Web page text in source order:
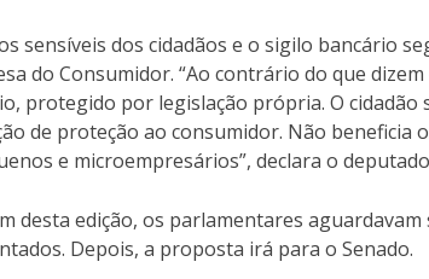
sensíveis dos cidadãos e o sigilo bancário
do Consumidor. “Ao contrário do que
protegido por legislação própria. O cidadão
de proteção ao consumidor. Não beneficia
e microempresários”, declara o
desta edição, os parlamentares
Depois, a proposta irá para o Senado.